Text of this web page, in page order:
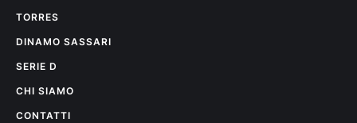
TORRES
DINAMO SASSARI
SERIE D
CHI SIAMO
CONTATTI